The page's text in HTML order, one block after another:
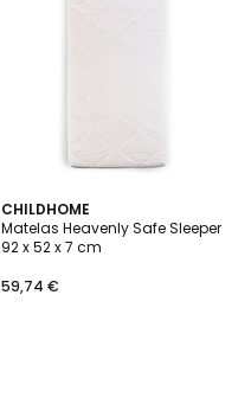
CHILDHOME
Matelas Heavenly Safe Sleeper
92 x 52 x 7 cm
59,74 €